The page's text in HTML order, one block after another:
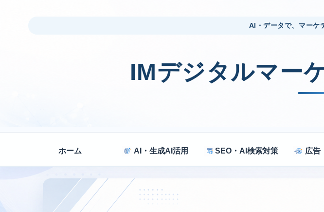
AI・データで、マーケ
IMデジタルマー
ホーム AI・生成AI活用 SEO・AI検索対策 広告